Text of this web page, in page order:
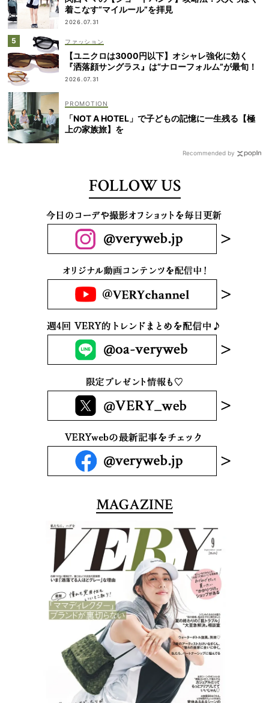
着こなす“マイルール”を拝見
2026.07.31
ファッション
【ユニクロは3000円以下】オシャレ強化に効く
『洒落顔サングラス』は“ナローフォルム”が最旬！
2026.07.31
「NOT A HOTEL」で子どもの記憶に一生残る【極
上の家族旅】を
Recommended by
FOLLOW US
MAGAZINE